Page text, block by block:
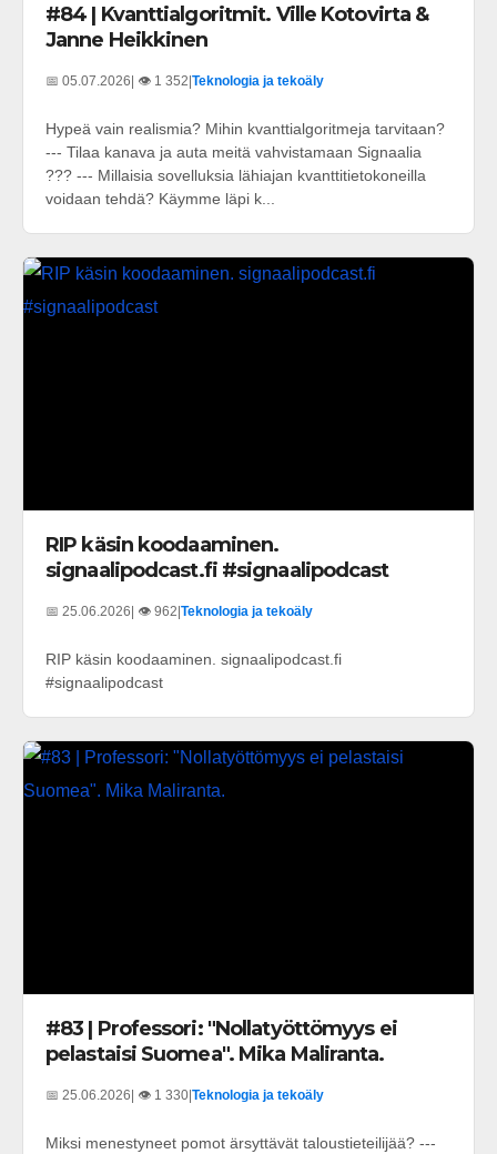
#84 | Kvanttialgoritmit. Ville Kotovirta &
Janne Heikkinen
📅 05.07.2026| 👁️ 1 352|Teknologia ja tekoäly
Hypeä vain realismia? Mihin kvanttialgoritmeja tarvitaan?
--- Tilaa kanava ja auta meitä vahvistamaan Signaalia
??? --- Millaisia sovelluksia lähiajan kvanttitietokoneilla
voidaan tehdä? Käymme läpi k...
RIP käsin koodaaminen.
signaalipodcast.fi #signaalipodcast
📅 25.06.2026 | 👁️ 962 Teknologia ja tekoäly
RIP käsin koodaaminen. signaalipodcast.fi
#signaalipodcast
#83 | Professori: "Nollatyöttömyys ei
pelastaisi Suomea". Mika Maliranta.
📅 25.06.2026 | 👁️ 1 330 Teknologia ja tekoäly
Miksi menestyneet pomot ärsyttävät taloustieteilijää? ---